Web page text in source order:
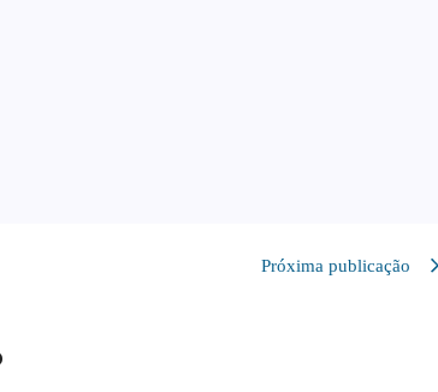
Próxima publicação